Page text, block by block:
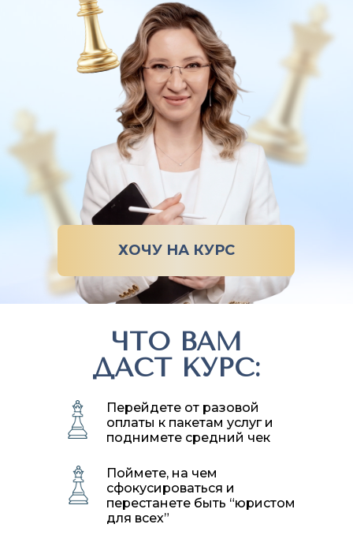
ХОЧУ НА КУРС
ЧТО ВАМ
ДАСТ КУРС:
Поймете, на чем
сфокусироваться и
перестанете быть “юристом
для всех”
Перейдете от разовой
оплаты к пакетам услуг и
поднимете средний чек